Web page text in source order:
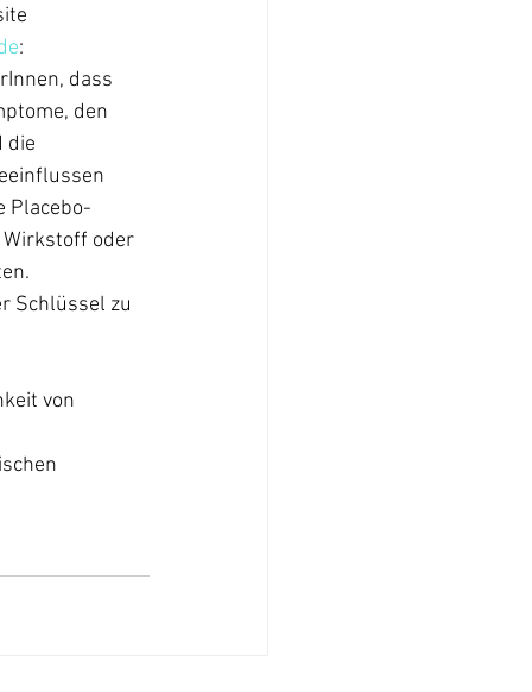
:
dass
den
die
Placebo-
Wirkstoff oder
Schlüssel zu
von